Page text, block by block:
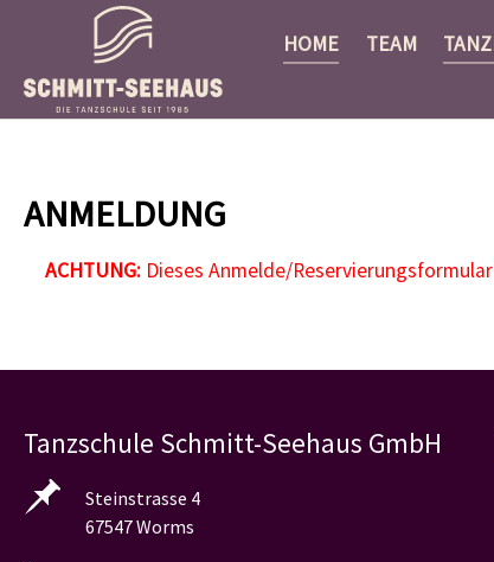
HOME TEAM
ANMELDUNG
ACHTUNG:Dieses Anmelde/
Tanzschule Schmitt-Seehaus GmbH
Steinstrasse 4
67547 Worms